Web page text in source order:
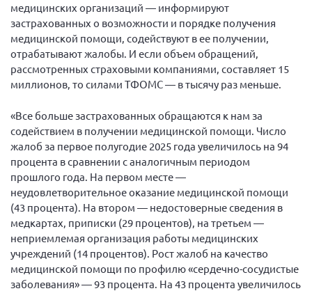
г. Москва
Московская область
Мурманская область
Нижегородская область
Новосибирская область
Омская область
Оренбургская область
Пензенская область
Республика Башкортостан
Республика Бурятия
Республика Карелия
Республика Калмыкия
медицинских организаций — информируют
застрахованных о возможности и порядке получения
медицинской помощи, содействуют в ее получении,
отрабатывают жалобы. И если объем обращений,
рассмотренных страховыми компаниями, составляет 15
миллионов, то силами ТФОМС — в тысячу раз меньше.
«Все больше застрахованных обращаются к нам за
содействием в получении медицинской помощи. Число
жалоб за первое полугодие 2025 года увеличилось на 94
процента в сравнении с аналогичным периодом
прошлого года. На первом месте —
неудовлетворительное оказание медицинской помощи
(43 процента). На втором — недостоверные сведения в
медкартах, приписки (29 процентов), на третьем —
неприемлемая организация работы медицинских
учреждений (14 процентов). Рост жалоб на качество
медицинской помощи по профилю «сердечно-сосудистые
заболевания» — 93 процента. На 43 процента увеличилось